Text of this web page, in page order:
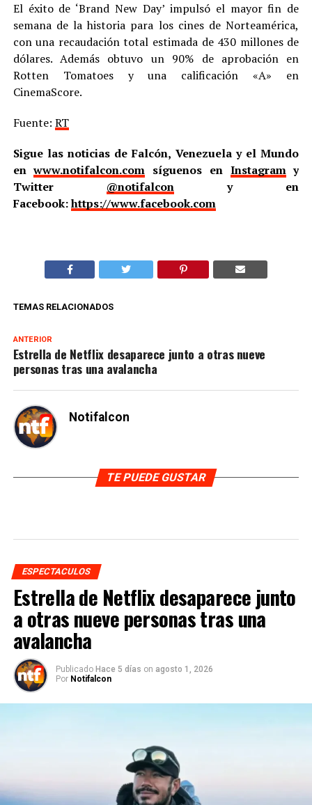
El éxito de ‘Brand New Day’ impulsó el mayor fin de
semana de la historia para los cines de Norteamérica,
con una recaudación total estimada de 430 millones de
dólares. Además obtuvo un 90% de aprobación en
Rotten Tomatoes y una calificación «A» en
CinemaScore.
Fuente: RT
Sigue las noticias de Falcón, Venezuela y el Mundo
enwww.notifalcon.com síguenos en Instagramy
Twitter @notifalcony en
Facebook:https://www.facebook.com
TEMAS RELACIONADOS
ANTERIOR
Estrella de Netflix desaparece junto a otras nueve
personas tras una avalancha
Notifalcon
TE PUEDE GUSTAR
ESPECTACULOS
Estrella de Netflix desaparece junto
a otras nueve personas tras una
avalancha
Publicado Hace 5 días on agosto 1, 2026
Por Notifalcon